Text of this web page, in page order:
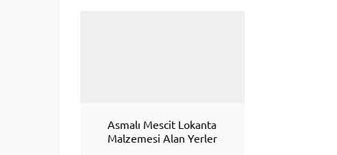
Asmalı Mescit Lokanta
Malzemesi Alan Yerler